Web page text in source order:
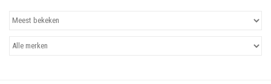
Dierenlampen